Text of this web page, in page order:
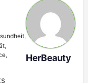
,
,
,
HerBeauty